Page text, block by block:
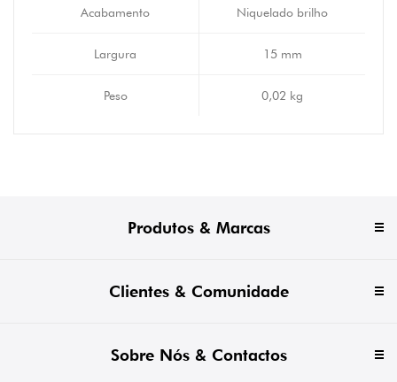
Acabamento Niquelado brilho
Largura 15 mm
Peso 0,02 kg
Produtos & Marcas
Clientes & Comunidade
Sobre Nós & Contactos